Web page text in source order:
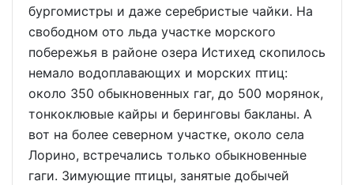
бургомистры и даже серебристые чайки. На
свободном ото льда участке морского
побережья в районе озера Истихед скопилось
немало водоплавающих и морских птиц:
около 350 обыкновенных гаг, до 500 морянок,
тонкоклювые кайры и беринговы бакланы. А
вот на более северном участке, около села
Лорино, встречались только обыкновенные
гаги. Зимующие птицы, занятые добычей